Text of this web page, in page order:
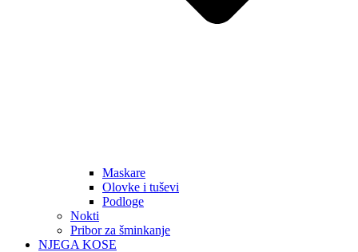
Maskare
Olovke i tuševi
Podloge
Nokti
Pribor za šminkanje
NJEGA KOSE